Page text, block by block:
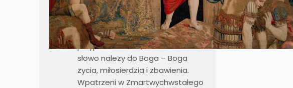
dawali świadectwo Jego
obecności w świecie.
Niech tajemnica pustego grobu
przypomina nam, że ostatnie
słowo należy do Boga – Boga
życia, miłosierdzia i zbawienia.
Wpatrzeni w Zmartwychwstałego